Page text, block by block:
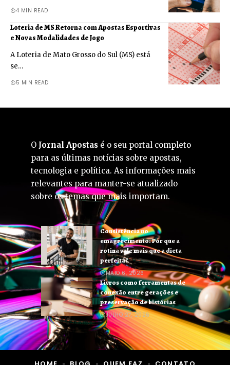
4 MIN READ
Loteria de MS Retorna com Apostas Esportivas
e Novas Modalidades de Jogo
A Loteria de Mato Grosso do Sul (MS) está
se…
5 MIN READ
O Jornal Apostas é o seu portal completo
para as últimas notícias sobre apostas,
tecnologia e política. As informações mais
relevantes para manter-se atualizado
sobre os temas que mais importam.
Consistência no
emagrecimento: Por que a
rotina vale mais que a dieta
perfeita?
MAIO 6, 2026
Livros como ferramentas de
conexão entre gerações e
preservação de histórias
JULHO 27, 2026